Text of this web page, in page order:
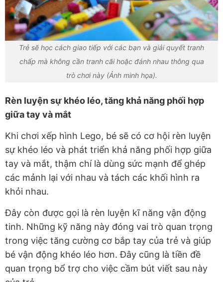
Trẻ sẽ học cách giao tiếp với các bạn và giải quyết tranh
chấp mà không cần tranh cãi hoặc đánh nhau thông qua
trò chơi này (Ảnh minh họa).
Rèn luyện sự khéo léo, tăng khả năng phối hợp
giữa tay và mắt
Khi chơi xếp hình Lego, bé sẽ có cơ hội rèn luyện
sự khéo léo và phát triển khả năng phối hợp giữa
tay và mắt, thậm chí là dùng sức mạnh để ghép
các mảnh lại với nhau và tách các khối hình ra
khỏi nhau.
Đây còn được gọi là rèn luyện kĩ năng vận động
tinh. Những kỹ năng này đóng vai trò quan trọng
trong việc tăng cường cơ bắp tay của trẻ và giúp
bé vận động khéo léo hơn. Đây cũng là tiền đề
quan trọng bổ trợ cho việc cầm bút viết sau này